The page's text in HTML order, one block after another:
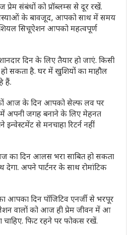
संबंधों को प्रॉब्लम्स से दूर रखें.
के बावजूद, आपको साथ में समय
सिचूऐशन आपको महत्वपूर्ण
दिन के लिए तैयार हो जाएं. किसी
हो सकता है. घर में खुशियों का माहौल
हैं.
आज के दिन आपको सेल्फ लव पर
अपनी जगह बनाने के लिए मेहनत
इन्वेस्टमेंट से मनचाहा रिटर्न नहीं
का दिन आलस भरा साबित हो सकता
अपने पार्टनर के साथ रोमांटिक
आपका दिन पॉजिटिव एनर्जी से भरपूर
वालों को आज ही प्रेम जीवन में आ
चाहिए. फिट रहने पर फोकस रखें.